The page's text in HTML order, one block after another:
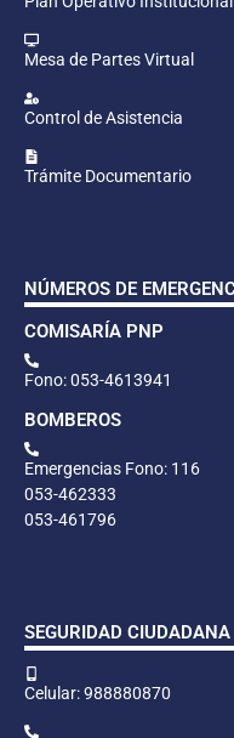
Mesa de Partes Virtual
Control de Asistencia
Trámite Documentario
NÚMEROS DE
COMISARÍA PNP
Fono: 053-4613941
BOMBEROS
Emergencias Fono: 116
053-462333
053-461796
SEGURIDAD CIUDADANA
Celular: 988880870